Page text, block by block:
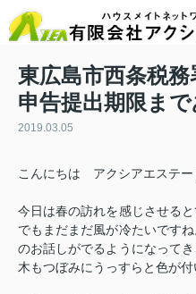
東広島市西条税
申告提出期限まで
2019.03.05
こんにちは アクシアエステー
今日は春の訪れを感じさせる
でもまだまだ風が冷たいです
のお話しがでるようになって
木もつぼみにうっすらと色が